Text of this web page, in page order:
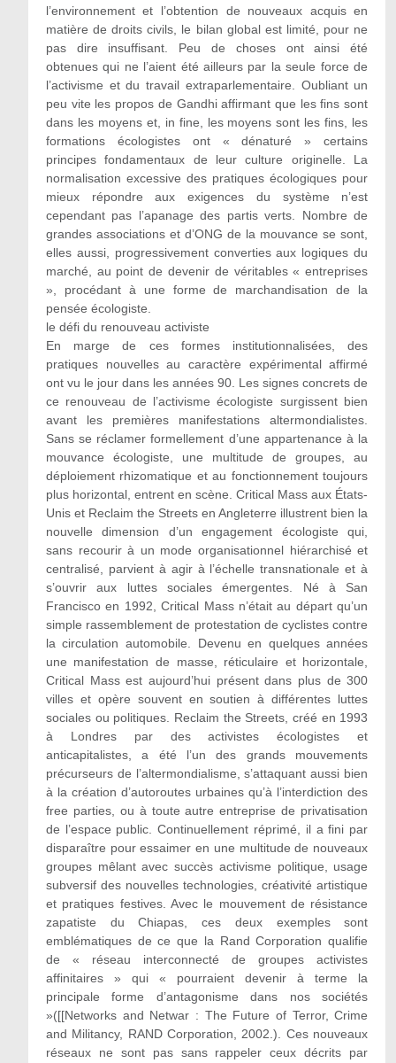
l’environnement et l’obtention de nouveaux acquis en
matière de droits civils, le bilan global est limité, pour ne
pas dire insuffisant. Peu de choses ont ainsi été
obtenues qui ne l’aient été ailleurs par la seule force de
l’activisme et du travail extraparlementaire. Oubliant un
peu vite les propos de Gandhi affirmant que les fins sont
dans les moyens et, in fine, les moyens sont les fins, les
formations écologistes ont « dénaturé » certains
principes fondamentaux de leur culture originelle. La
normalisation excessive des pratiques écologiques pour
mieux répondre aux exigences du système n’est
cependant pas l’apanage des partis verts. Nombre de
grandes associations et d’ONG de la mouvance se sont,
elles aussi, progressivement converties aux logiques du
marché, au point de devenir de véritables « entreprises
», procédant à une forme de marchandisation de la
pensée écologiste.
le défi du renouveau activiste
En marge de ces formes institutionnalisées, des
pratiques nouvelles au caractère expérimental affirmé
ont vu le jour dans les années 90. Les signes concrets de
ce renouveau de l’activisme écologiste surgissent bien
avant les premières manifestations altermondialistes.
Sans se réclamer formellement d’une appartenance à la
mouvance écologiste, une multitude de groupes, au
déploiement rhizomatique et au fonctionnement toujours
plus horizontal, entrent en scène. Critical Mass aux États-
Unis et Reclaim the Streets en Angleterre illustrent bien la
nouvelle dimension d’un engagement écologiste qui,
sans recourir à un mode organisationnel hiérarchisé et
centralisé, parvient à agir à l’échelle transnationale et à
s’ouvrir aux luttes sociales émergentes. Né à San
Francisco en 1992, Critical Mass n’était au départ qu’un
simple rassemblement de protestation de cyclistes contre
la circulation automobile. Devenu en quelques années
une manifestation de masse, réticulaire et horizontale,
Critical Mass est aujourd’hui présent dans plus de 300
villes et opère souvent en soutien à différentes luttes
sociales ou politiques. Reclaim the Streets, créé en 1993
à Londres par des activistes écologistes et
anticapitalistes, a été l’un des grands mouvements
précurseurs de l’altermondialisme, s’attaquant aussi bien
à la création d’autoroutes urbaines qu’à l’interdiction des
free parties, ou à toute autre entreprise de privatisation
de l’espace public. Continuellement réprimé, il a fini par
disparaître pour essaimer en une multitude de nouveaux
groupes mêlant avec succès activisme politique, usage
subversif des nouvelles technologies, créativité artistique
et pratiques festives. Avec le mouvement de résistance
zapatiste du Chiapas, ces deux exemples sont
emblématiques de ce que la Rand Corporation qualifie
de « réseau interconnecté de groupes activistes
affinitaires » qui « pourraient devenir à terme la
principale forme d’antagonisme dans nos sociétés
»([[Networks and Netwar : The Future of Terror, Crime
and Militancy, RAND Corporation, 2002.). Ces nouveaux
réseaux ne sont pas sans rappeler ceux décrits par